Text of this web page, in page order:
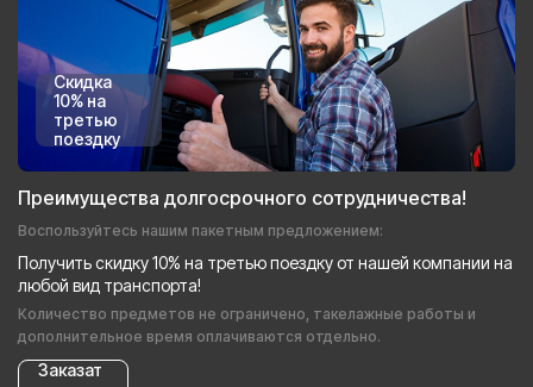
Скидка
10% на
третью
поездку
Преимущества долгосрочного сотрудничества!
Воспользуйтесь нашим пакетным предложением:
Получить скидку 10% на третью поездку от нашей компании на
любой вид транспорта!
Количество предметов не ограничено, такелажные работы и
дополнительное время оплачиваются отдельно.
Заказат